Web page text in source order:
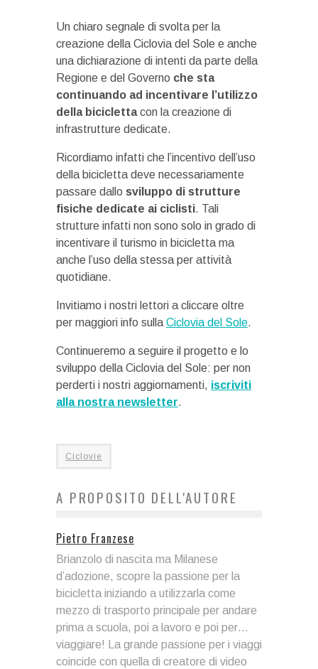
Un chiaro segnale di svolta per la
creazione della Ciclovia del Sole e anche
una dichiarazione di intenti da parte della
Regione e del Governo che sta
continuando ad incentivare l’utilizzo
della biciclettacon la creazione di
infrastrutture dedicate.
Ricordiamo infatti che l’incentivo dell’uso
della bicicletta deve necessariamente
passare dallo sviluppo di strutture
fisiche dedicate ai ciclisti. Tali
strutture infatti non sono solo in grado di
incentivare il turismo in bicicletta ma
anche l’uso della stessa per attività
quotidiane.
Invitiamo i nostri lettori a cliccare oltre
per maggiori info sulla Ciclovia del Sole.
Continueremo a seguire il progetto e lo
sviluppo della Ciclovia del Sole: per non
perderti i nostri aggiornamenti, iscriviti
alla nostra newsletter.
Ciclovie
A PROPOSITO DELL'AUTORE
Pietro Franzese
Brianzolo di nascita ma Milanese
d’adozione, scopre la passione per la
bicicletta iniziando a utilizzarla come
mezzo di trasporto principale per andare
prima a scuola, poi a lavoro e poi per…
viaggiare! La grande passione per i viaggi
coincide con quella di creatore di video